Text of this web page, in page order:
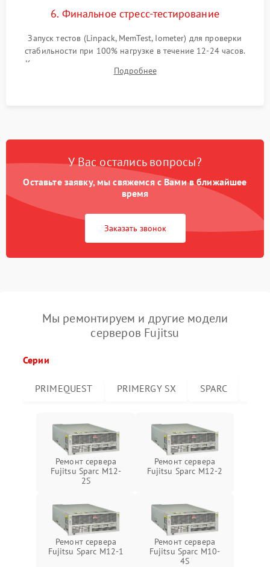
6. Финальное стресс-тестирование
Запуск тестов (Linpack, MemTest, Iometer) для проверки
стабильности при 100% нагрузке в течение 12-24 часов.
Контроль температурных режимов, проверка отсутствия
троттлинга и подготовка сервера к выдаче.
Подробнее
У Вас остались вопросы?
Оставьте заявку, мы свяжемся с Вами в ближайшее
время
Заказать звонок
Мы ремонтируем и другие модели
серверов Fujitsu
Серии
PRIMEQUEST PRIMERGY SX SPARC
Ремонт сервера
Fujitsu Sparc M12-
2S
Ремонт сервера
Fujitsu Sparc M12-2
Ремонт сервера
Fujitsu Sparc M12-1
Ремонт сервера
Fujitsu Sparc M10-
4S